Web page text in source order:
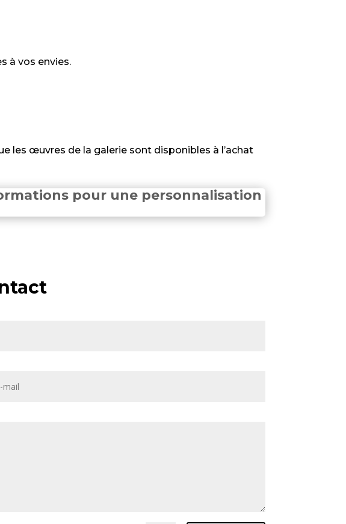
à vos envies.
les œuvres de la galerie sont disponibles à l’achat
pour une personnalisation